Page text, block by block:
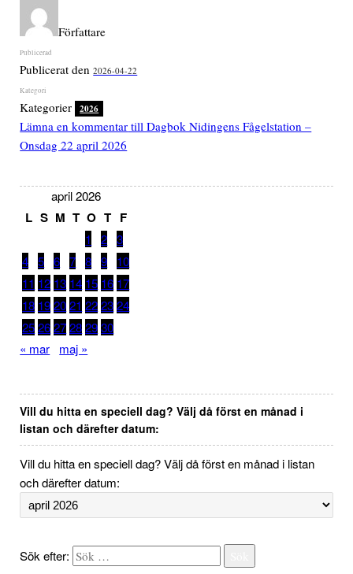
Författare
Publicerat den2026-04-22
Kategorier 2026
Lämna en kommentar till Dagbok Nidingens Fågelstation –
Onsdag 22 april 2026
april 2026
L S M T O T F
1 2 3
4 5 6 7 8 9
10
11 12 13 14 15 16 17
18 19 20 21 22 23 24
25 26 27 28 29 30
« mar
maj »
Vill du hitta en speciell dag? Välj då först en månad i
listan och därefter datum:
Vill du hitta en speciell dag? Välj då först en månad i listan
och därefter datum:
Sök efter: